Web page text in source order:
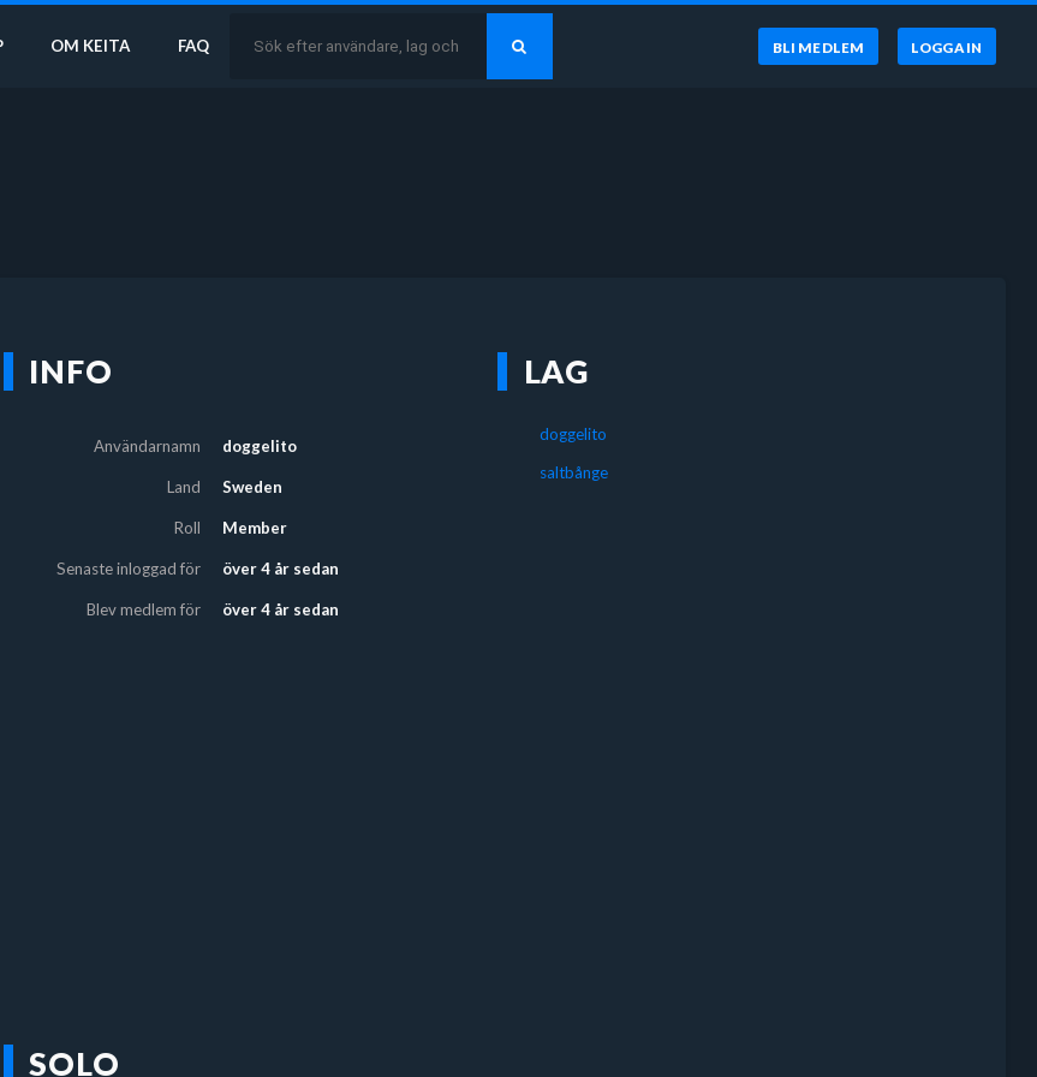
OM KEITA FAQ BLI MEDLEM LOGGA IN
INFO
Användarnamn doggelito
Land Sweden
Roll Member
Senaste inloggad för över 4 år sedan
Blev medlem för över 4 år sedan
LAG
doggelito
saltbånge
SOLO